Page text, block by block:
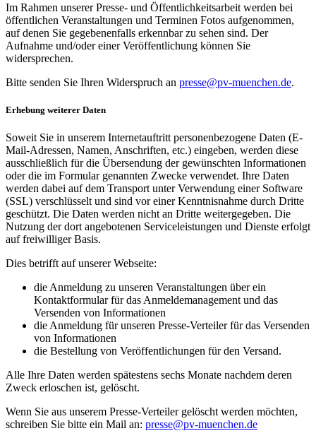
Im Rahmen unserer Presse- und Öffentlichkeitsarbeit werden bei
öffentlichen Veranstaltungen und Terminen Fotos aufgenommen,
auf denen Sie gegebenenfalls erkennbar zu sehen sind. Der
Aufnahme und/oder einer Veröffentlichung können Sie
widersprechen.
Bitte senden Sie Ihren Widerspruch an presse@pv-muenchen.de.
Erhebung weiterer Daten
Soweit Sie in unserem Internetauftritt personenbezogene Daten (E-
Mail-Adressen, Namen, Anschriften, etc.) eingeben, werden diese
ausschließlich für die Übersendung der gewünschten Informationen
oder die im Formular genannten Zwecke verwendet. Ihre Daten
werden dabei auf dem Transport unter Verwendung einer Software
(SSL) verschlüsselt und sind vor einer Kenntnisnahme durch Dritte
geschützt. Die Daten werden nicht an Dritte weitergegeben. Die
Nutzung der dort angebotenen Serviceleistungen und Dienste erfolgt
auf freiwilliger Basis.
Dies betrifft auf unserer Webseite:
die Anmeldung zu unseren Veranstaltungen über ein
Kontaktformular für das Anmeldemanagement und das
Versenden von Informationen
die Anmeldung für unseren Presse-Verteiler für das Versenden
von Informationen
die Bestellung von Veröffentlichungen für den Versand.
Alle Ihre Daten werden spätestens sechs Monate nachdem deren
Zweck erloschen ist, gelöscht.
Wenn Sie aus unserem Presse-Verteiler gelöscht werden möchten,
schreiben Sie bitte ein Mail an: presse@pv-muenchen.de